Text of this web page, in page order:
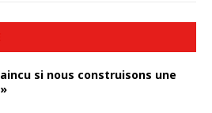
si nous construisons une